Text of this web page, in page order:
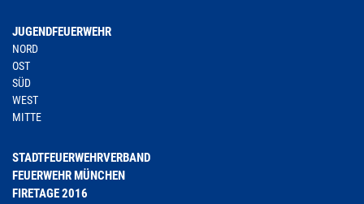
JUGENDFEUERWEHR
NORD
OST
SÜD
WEST
MITTE
STADTFEUERWEHRVERBAND
FEUERWEHR MÜNCHEN
FIRETAGE 2016